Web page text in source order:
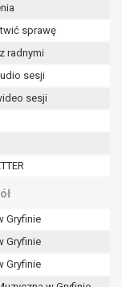
sprawę
radnymi
sesji
sesji
Gryfinie
Gryfinie
Gryfinie
i